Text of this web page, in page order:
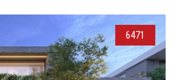
6471